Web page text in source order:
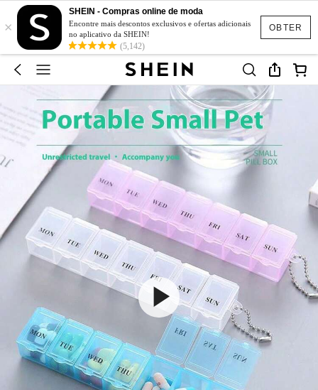
OBTER
×
SHEIN - Compras online de moda
Encontre mais descontos exclusivos e ofertas adicionais
no aplicativo da SHEIN!
(5,142)